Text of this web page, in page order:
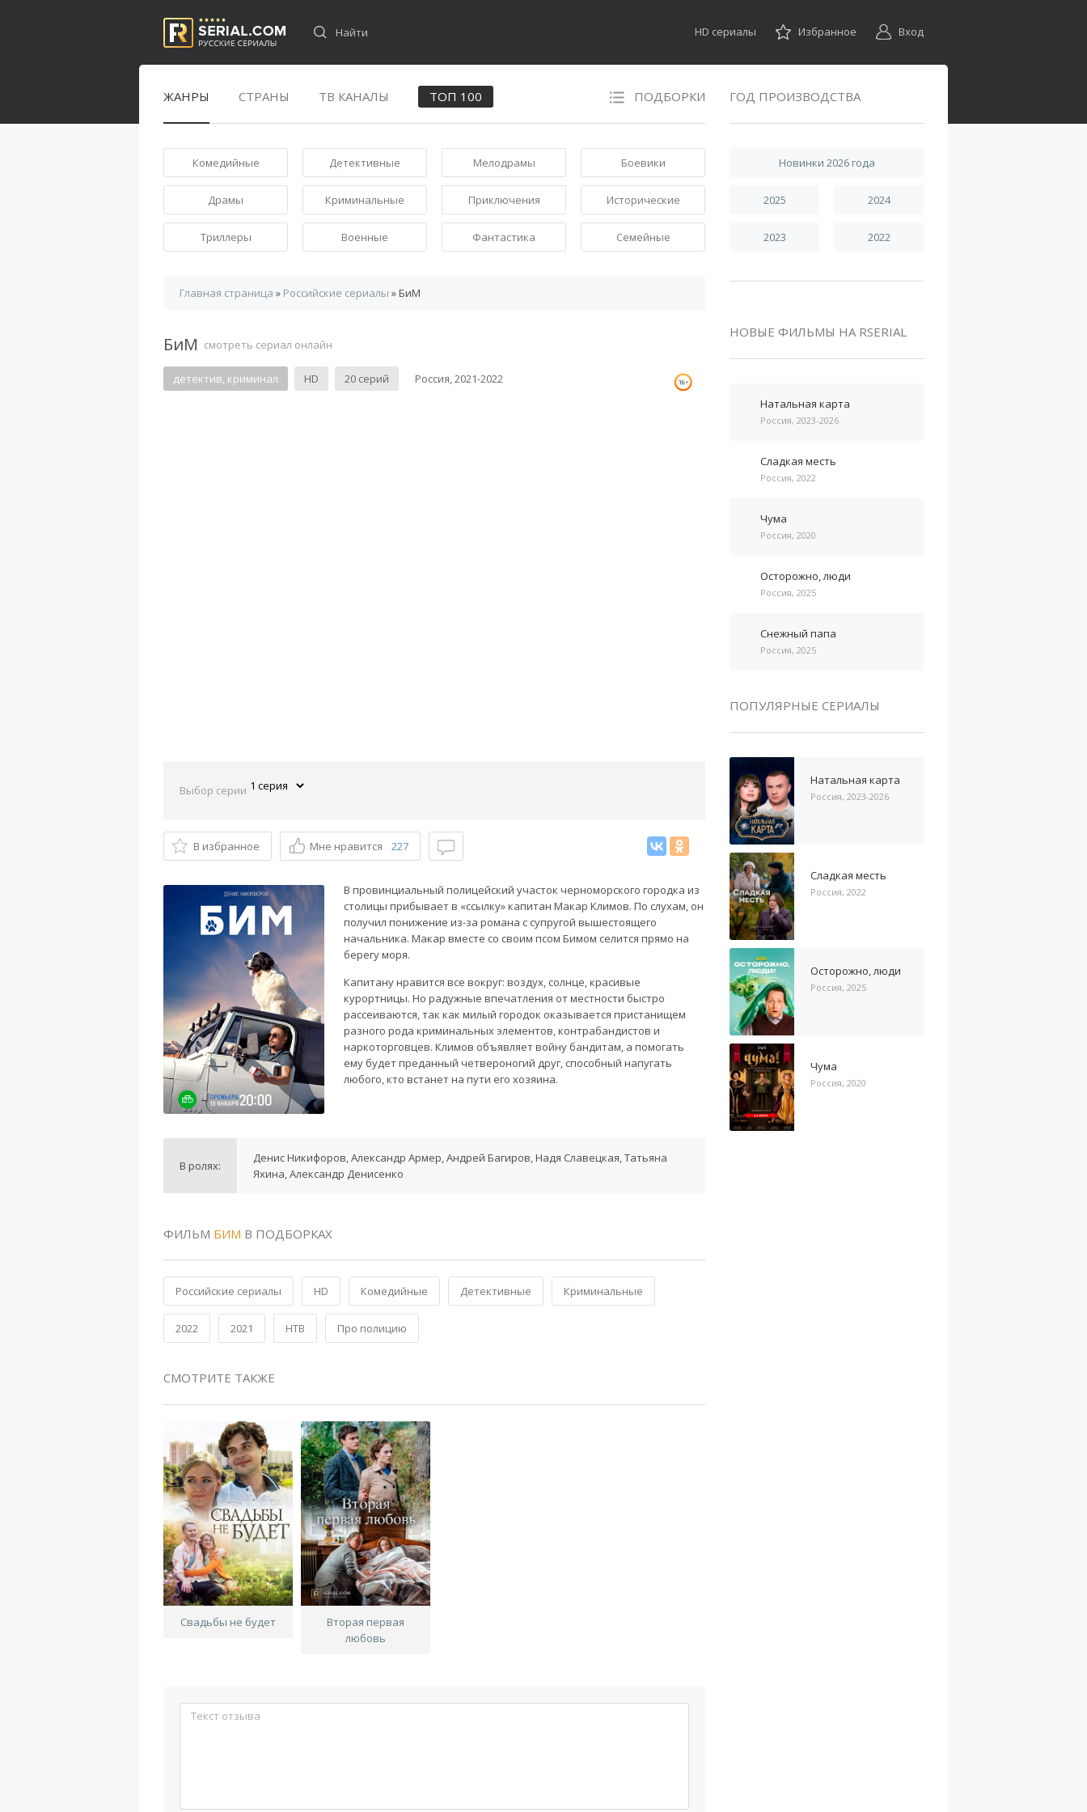
HD сериалы Избранное Вход
ЖАНРЫ СТРАНЫ ТВ КАНАЛЫ ПОДБОРКИ
ТОП 100
Комедийные Детективные Мелодрамы Боевики
Драмы Криминальные Приключения Исторические
Триллеры Военные Фантастика Семейные
Главная страница » Российские сериалы » БиМ
БиМ смотреть сериал онлайн
детектив, криминал HD 20 серий Россия, 2021-2022
Выбор серии
В избранное Мне нравится 227
В провинциальный полицейский участок черноморского городка из
столицы прибывает в «ссылку» капитан Макар Климов. По слухам, он
получил понижение из-за романа с супругой вышестоящего
начальника. Макар вместе со своим псом Бимом селится прямо на
берегу моря.
Капитану нравится все вокруг: воздух, солнце, красивые
курортницы. Но радужные впечатления от местности быстро
рассеиваются, так как милый городок оказывается пристанищем
разного рода криминальных элементов, контрабандистов и
наркоторговцев. Климов объявляет войну бандитам, а помогать
ему будет преданный четвероногий друг, способный напугать
любого, кто встанет на пути его хозяина.
В ролях:
Денис Никифоров, Александр Армер, Андрей Багиров, Надя Славецкая, Татьяна
Яхина, Александр Денисенко
ФИЛЬМ БИМ В ПОДБОРКАХ
Российские сериалы HD Комедийные Детективные Криминальные
2022 2021 НТВ Про полицию
СМОТРИТЕ ТАКЖЕ
Свадьбы не будет
Вторая первая
любовь
ГОД ПРОИЗВОДСТВА
Новинки 2026 года
2025 2024
2023 2022
НОВЫЕ ФИЛЬМЫ НА RSERIAL
Натальная карта
Россия, 2023-2026
Сладкая месть
Россия, 2022
Чума
Россия, 2020
Осторожно, люди
Россия, 2025
Снежный папа
Россия, 2025
ПОПУЛЯРНЫЕ СЕРИАЛЫ
Натальная карта
Россия, 2023-2026
Сладкая месть
Россия, 2022
Осторожно, люди
Россия, 2025
Чума
Россия, 2020